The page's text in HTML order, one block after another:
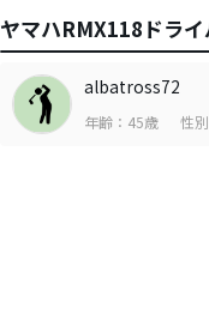
ヤマハRMX118ドライ
albatross72
年齢：45歳 性